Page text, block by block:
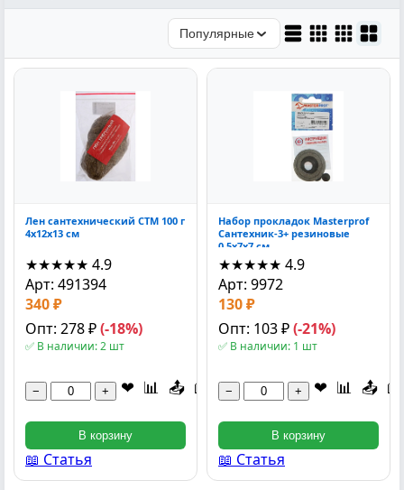
Популярные
Лен сантехнический СТМ 100 г
4x12x13 см
★★★★★ 4.9
Арт: 491394
340 ₽
Опт: 278 ₽(-18%)
✅ В наличии: 2 шт
− + ❤ 📊 📤 📖
В корзину
📖 Статья
Набор прокладок Masterprof
Сантехник-3+ резиновые
0.5x7x7 см
★★★★★ 4.9
Арт: 9972
130 ₽
Опт: 103 ₽(-21%)
✅ В наличии: 1 шт
− + ❤ 📊 📤 📖
В корзину
📖 Статья